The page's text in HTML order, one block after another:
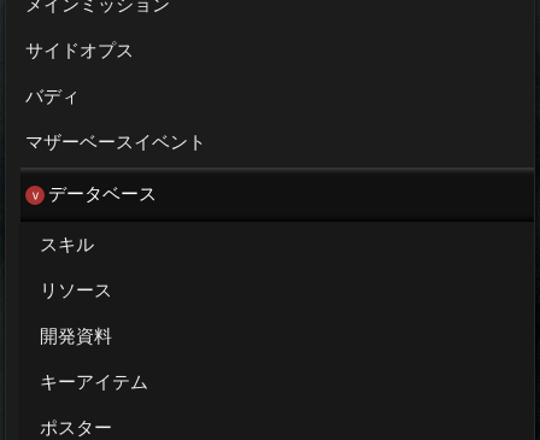
メインミッション
サイドオプス
バディ
マザーベースイベント
データベース
スキル
リソース
開発資料
キーアイテム
ポスター